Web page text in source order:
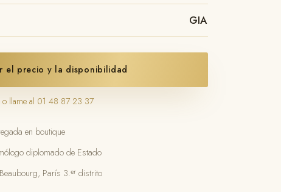
GIA
el precio y la disponibilidad
o llame al 01 48 87 23 37
en boutique
diplomado de Estado
París 3.ᵉʳ distrito